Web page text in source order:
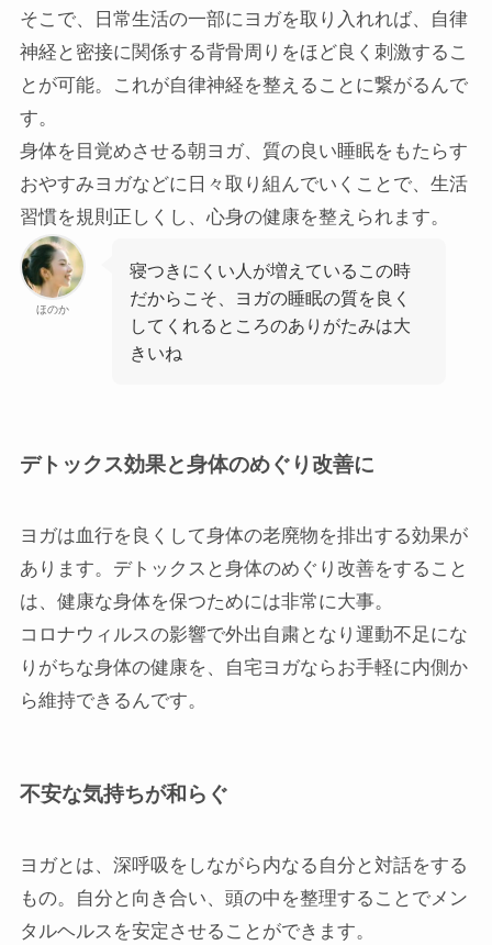
そこで、日常生活の一部にヨガを取り入れれば、自律
神経と密接に関係する背骨周りをほど良く刺激するこ
とが可能。これが自律神経を整えることに繋がるんで
す。
身体を目覚めさせる朝ヨガ、質の良い睡眠をもたらす
おやすみヨガなどに日々取り組んでいくことで、生活
習慣を規則正しくし、心身の健康を整えられます。
ほのか
寝つきにくい人が増えているこの時
だからこそ、ヨガの睡眠の質を良く
してくれるところのありがたみは大
きいね
デトックス効果と身体のめぐり改善に
ヨガは血行を良くして身体の老廃物を排出する効果が
あります。デトックスと身体のめぐり改善をすること
は、健康な身体を保つためには非常に大事。
コロナウィルスの影響で外出自粛となり運動不足にな
りがちな身体の健康を、自宅ヨガならお手軽に内側か
ら維持できるんです。
不安な気持ちが和らぐ
ヨガとは、深呼吸をしながら内なる自分と対話をする
もの。自分と向き合い、頭の中を整理することでメン
タルヘルスを安定させることができます。